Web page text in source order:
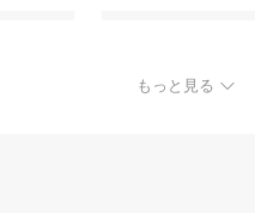
もっと見る